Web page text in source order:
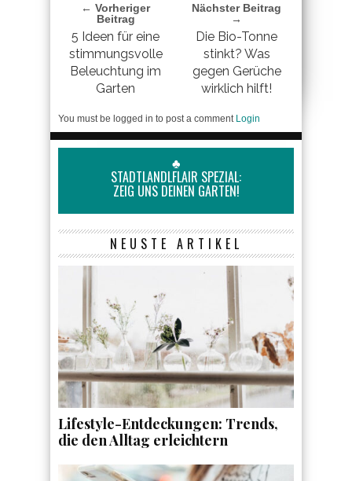
← Vorheriger
Beitrag
5 Ideen für eine
stimmungsvolle
Beleuchtung im
Garten
Nächster Beitrag
→
Die Bio-Tonne
stinkt? Was
gegen Gerüche
wirklich hilft!
You must be logged in to post a comment Login
♣
STADTLANDLFLAIR SPEZIAL:
ZEIG UNS DEINEN GARTEN!
NEUSTE ARTIKEL
Lifestyle-Entdeckungen: Trends,
die den Alltag erleichtern